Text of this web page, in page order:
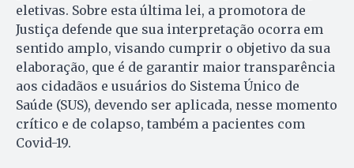
eletivas. Sobre esta última lei, a promotora de
Justiça defende que sua interpretação ocorra em
sentido amplo, visando cumprir o objetivo da sua
elaboração, que é de garantir maior transparência
aos cidadãos e usuários do Sistema Único de
Saúde (SUS), devendo ser aplicada, nesse momento
crítico e de colapso, também a pacientes com
Covid-19.